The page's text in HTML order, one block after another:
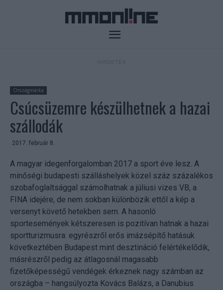
Országmárka
Csúcsüzemre készülhetnek a hazai
szállodák
2017. február 8.
A magyar idegenforgalomban 2017 a sport éve lesz. A
minőségi budapesti szálláshelyek közel száz százalékos
szobafoglaltsággal számolhatnak a júliusi vizes VB, a
FINA idejére, de nem sokban különbözik ettől a kép a
versenyt követő hetekben sem. A hasonló
sportesemények kétszeresen is pozitívan hatnak a hazai
sportturizmusra: egyrészről erős imázsépítő hatásuk
következtében Budapest mint desztináció felértékelődik,
másrészről pedig az átlagosnál magasabb
fizetőképességű vendégek érkeznek nagy számban az
országba – hangsúlyozta Kovács Balázs, a Danubius